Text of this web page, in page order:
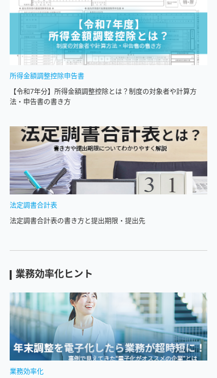
所得金額調整控除申告書
【令和7年分】所得金額調整控除とは？制度の対象者や計算方
法・申告書の書き方
法定調書合計表
法定調書合計表の書き方と提出期限・提出先
業務効率化ヒント
業務効率化